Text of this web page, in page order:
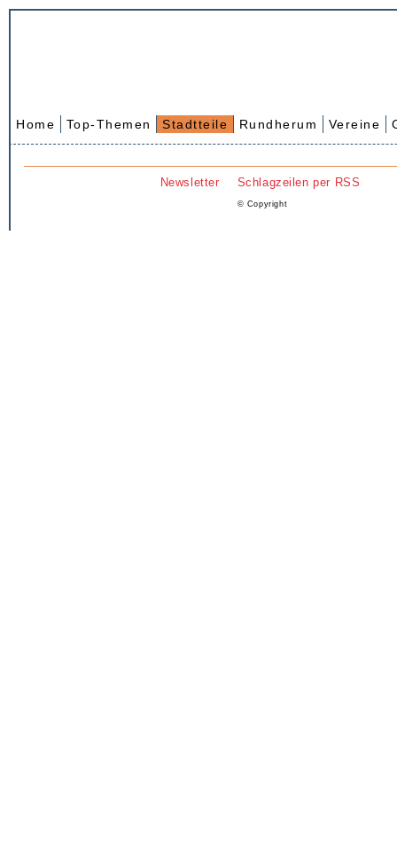
Home Top-Themen Stadtteile Rundherum Vereine
Newsletter Schlagzeilen per RSS
© Copyright